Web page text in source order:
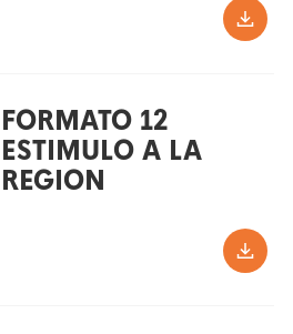
FORMATO 12
ESTIMULO A LA
REGION